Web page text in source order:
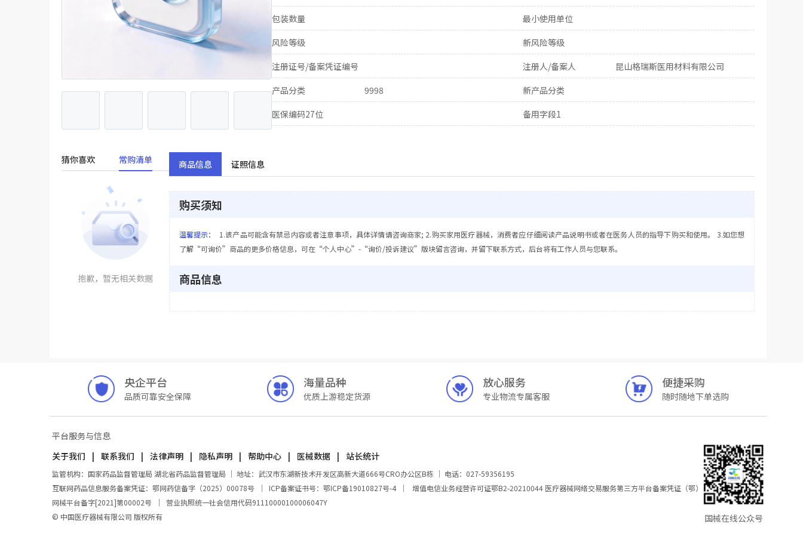
包装数量
最小使用单位
风险等级
新风险等级
注册证号/备案凭证编号
注册人/备案人
昆山格瑞斯医用材料有限公司
产品分类
9998
新产品分类
医保编码27位
备用字段1
猜你喜欢 常购清单
抱歉，暂无相关数据
商品信息 证照信息
购买须知
温馨提示：
1.该产品可能含有禁忌内容或者注意事项，具体详情请咨询商家; 2.购买家用医疗器械，消费者应仔细阅读产品说明书或者在医务人员的指导下购买和使用。 3.如您想
了解“可询价”商品的更多价格信息，可在“个人中心”-“询价/投诉建议”版块留言咨询，并留下联系方式，后台将有工作人员与您联系。
商品信息
央企平台
品质可靠安全保障
海量品种
优质上游稳定货源
放心服务
专业物流专属客服
便捷采购
随时随地下单选购
平台服务与信息
关于我们
联系我们 法律声明 隐私声明 帮助中心 医械数据 站长统计
监管机构：国家药品监督管理局 湖北省药品监督管理局 ｜ 地址：武汉市东湖新技术开发区高新大道666号CRO办公区B栋 ｜ 电话：027-59356195
互联网药品信息服务备案凭证：鄂网药信备字（2025）00078号
｜ ICP备案证书号：鄂ICP备19010827号-4 ｜ 增值电信业务经营许可证鄂B2-20210044 医疗器械网络交易服务第三方平台备案凭证（鄂）
网械平台备字[2021]第00002号
｜ 营业执照统一社会信用代码91110000100006047Y
© 中国医疗器械有限公司 版权所有
国械在线公众号